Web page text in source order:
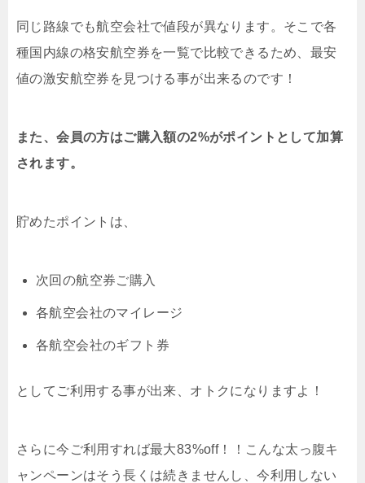
同じ路線でも航空会社で値段が異なります。そこで各
種国内線の格安航空券を一覧で比較できるため、最安
値の激安航空券を見つける事が出来るのです！
また、会員の方はご購入額の2%がポイントとして加算
されます。
貯めたポイントは、
次回の航空券ご購入
各航空会社のマイレージ
各航空会社のギフト券
としてご利用する事が出来、オトクになりますよ！
さらに今ご利用すれば最大83%off！！こんな太っ腹キ
ャンペーンはそう長くは続きませんし、今利用しない